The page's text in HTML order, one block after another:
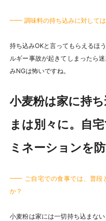
━━ 調味料の持ち込みに対しては
持ち込みOKと言ってもらえるほ
ルギー事故が起きてしまったら
みNGは怖いですね。
小麦粉は家に持
まは別々に。自
ミネーションを
━━ ご自宅での食事では、普段
か？
小麦粉は家には一切持ち込まな